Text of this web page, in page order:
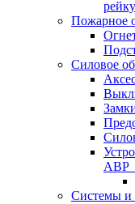
рейку
Пожарное
Силовое
АВР
Системы и